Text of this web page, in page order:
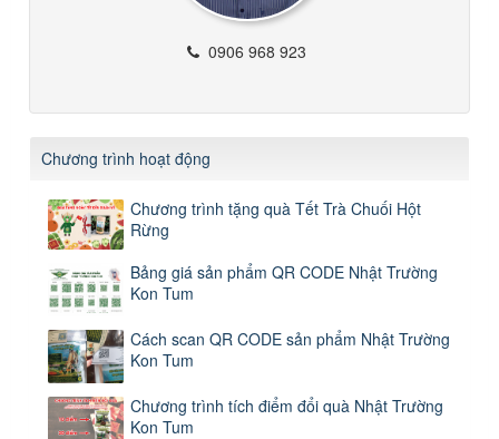
0906 968 923
Chương trình hoạt động
Chương trình tặng quà Tết Trà Chuối Hột
Rừng
Bảng giá sản phẩm QR CODE Nhật Trường
Kon Tum
Cách scan QR CODE sản phẩm Nhật Trường
Kon Tum
Chương trình tích điểm đổi quà Nhật Trường
Kon Tum